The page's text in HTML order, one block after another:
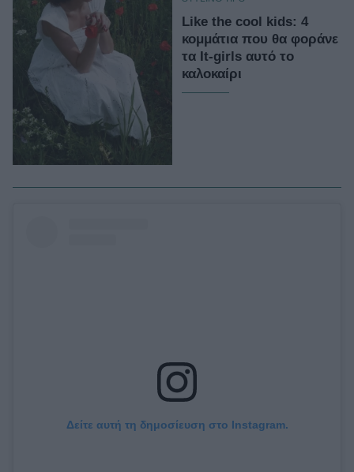
Like the cool kids: 4
κομμάτια που θα φοράνε
τα It-girls αυτό το
καλοκαίρι
Δείτε αυτή τη δημοσίευση στο Instagram.